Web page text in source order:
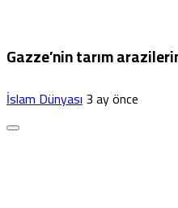
Gazze’nin tarım
İslam Dünyası3 ay önce